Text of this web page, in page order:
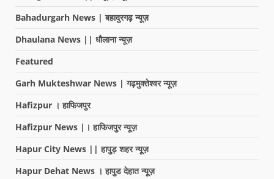
Bahadurgarh News | बहादुरगढ़ न्यूज़
Dhaulana News || धौलाना न्यूज़
Featured
Garh Mukteshwar News | गढ़मुक्तेश्वर न्यूज़
Hafizpur । हाफिजपुर
Hafizpur News |। हाफिजपुर न्यूज़
Hapur City News || हापुड़ शहर न्यूज़
Hapur Dehat News । हापुड देहात न्यूज़